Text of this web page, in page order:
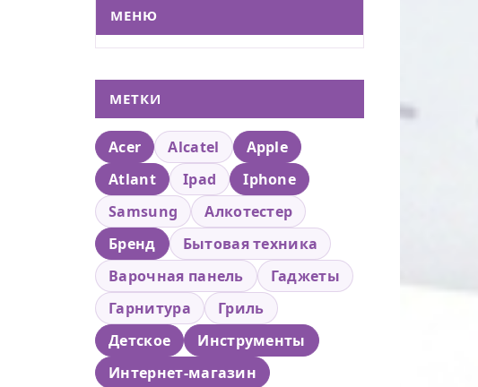
МЕНЮ
МЕТКИ
Acer Alcatel
Apple
Atlant
Ipad
Iphone
Samsung
Алкотестер
Бренд
Бытовая техника
Варочная панель
Гаджеты
Гарнитура
Гриль
Детское
Инструменты
Интернет-магазин